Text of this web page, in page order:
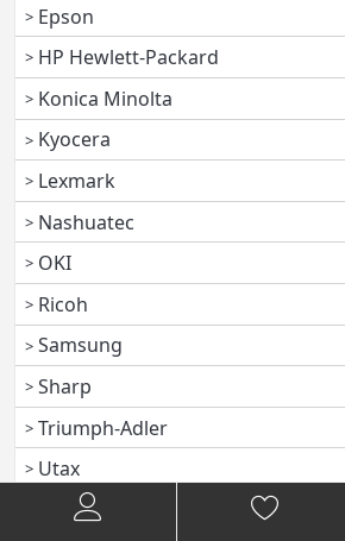
Epson
HP Hewlett-Packard
Konica Minolta
Kyocera
Lexmark
Nashuatec
OKI
Ricoh
Samsung
Sharp
Triumph-Adler
Utax